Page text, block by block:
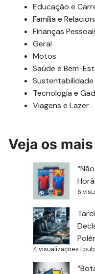
Educação e
Família e
Finanças
Geral
Motos
Saúde e Bem-
Tecnologia e
Viagens e Lazer
Veja os
6
4 visualizações |